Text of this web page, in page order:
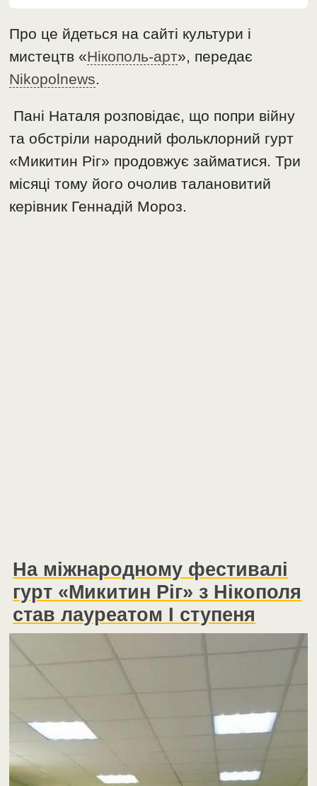
Про це йдеться на сайті культури і
мистецтв «Нікополь-арт», передає
Nikopolnews.
Пані Наталя розповідає, що попри війну
та обстріли народний фольклорний гурт
«Микитин Ріг» продовжує займатися. Три
місяці тому його очолив талановитий
керівник Геннадій Мороз.
На міжнародному фестивалі
гурт «Микитин Ріг» з Нікополя
став лауреатом I ступеня